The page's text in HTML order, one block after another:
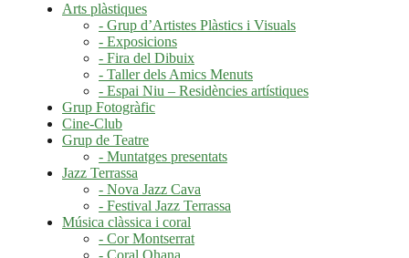
Arts plàstiques
- Grup d’Artistes Plàstics i Visuals
- Exposicions
- Fira del Dibuix
- Taller dels Amics Menuts
- Espai Niu – Residències artístiques
Grup Fotogràfic
Cine-Club
Grup de Teatre
- Muntatges presentats
Jazz Terrassa
- Nova Jazz Cava
- Festival Jazz Terrassa
Música clàssica i coral
- Cor Montserrat
- Coral Ohana